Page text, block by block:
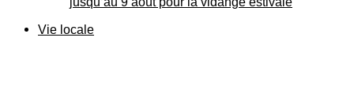
Vie locale